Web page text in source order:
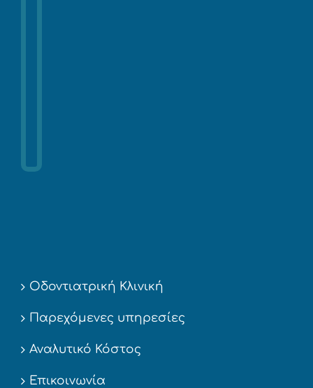
Οδοντιατρική Κλινική
Παρεχόμενες υπηρεσίες
Αναλυτικό Κόστος
Επικοινωνία